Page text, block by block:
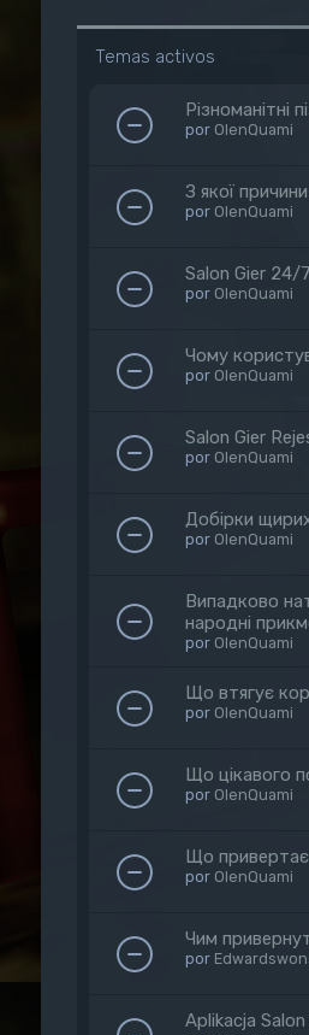
Temas activos
Різноманітні
por OlenQuami
З якої
por OlenQuami
Salon Gier 24/
por OlenQuami
Чому
por OlenQuami
Salon Gier
por OlenQuami
Добірки
por OlenQuami
Випадково
народні
por OlenQuami
Що втягує
por OlenQuami
Що цікавого
por OlenQuami
Що привертає
por OlenQuami
Чим
por
Aplikacja